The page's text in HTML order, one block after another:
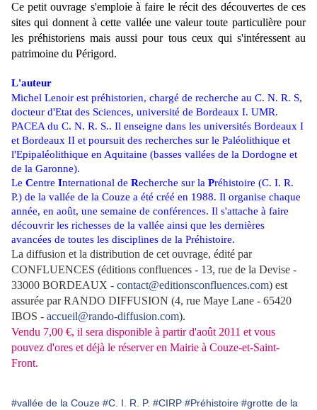
Ce petit ouvrage s'emploie à faire le récit des découvertes de ces
sites qui donnent à cette vallée une valeur toute particulière pour
les préhistoriens mais aussi pour tous ceux qui s'intéressent au
patrimoine du Périgord.
L'auteur
Michel Lenoir est préhistorien, chargé de recherche au C. N. R. S,
docteur d'Etat des Sciences, université de Bordeaux I. UMR.
PACEA du C. N. R. S.. Il enseigne dans les universités Bordeaux I
et Bordeaux II et poursuit des recherches sur le Paléolithique et
l'Epipaléolithique en Aquitaine (basses vallées de la Dordogne et
de la Garonne).
Le Centre International de Recherche sur la Préhistoire (C. I. R.
P.) de la vallée de la Couze a été créé en 1988. Il organise chaque
année, en août, une semaine de conférences. Il s'attache à faire
découvrir les richesses de la vallée ainsi que les dernières
avancées de toutes les disciplines de la Préhistoire.
La diffusion et la distribution de cet ouvrage, édité par
CONFLUENCES (éditions confluences - 13, rue de la Devise -
33000 BORDEAUX - contact@editionsconfluences.com) est
assurée par RANDO DIFFUSION (4, rue Maye Lane - 65420
IBOS - accueil@rando-diffusion.com).
Vendu 7,00 €, il sera disponible à partir d'août 2011 et vous
pouvez d'ores et déjà le réserver en Mairie à Couze-et-Saint-
Front.
#vallée de la Couze #C. I. R. P. #CIRP #Préhistoire #grotte de la